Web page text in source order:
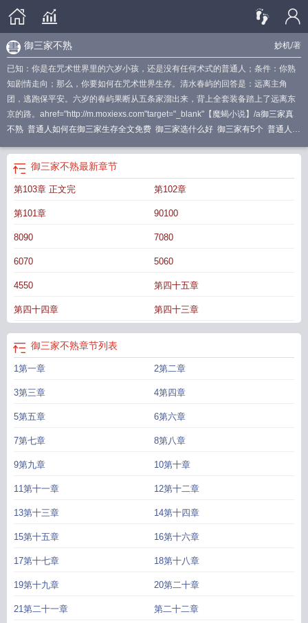
妙机/著
御三家不熟
已知：你是在咒术世界里的六岁小孩，还是没有任何术式的普通人；条件：你熟
知剧情走向；那么，你要如何在咒术世界生存。清水春屿的回答是：远离主角
团，逃跑保平安。六岁的春屿果断从五条家溜出来，背上全套装备踏上了远离东
京的路。ahref="http://m.moxiexs.com"target="_blank"【魔蝎小说】/a御三家真
不熟 普通人如何在御三家生存全文免费 御三家选什么好 御三家有5个 普通人如
普通人如何在御三家生存剧透
人如何在御三家生存番外
家御三家哪个通关快 普通人如何在御三家生存格格党
读御三家xy
家 知乎
普通人如何在御三家生存笔趣阁
御三家不熟最新章节
第103章 正文完 第102章
第101章 90100
8090 7080
6070 5060
4550 第四十五章
第四十四章 第四十三章
御三家不熟章节列表
1第一章 2第二章
3第三章 4第四章
5第五章 6第六章
7第七章 8第八章
9第九章 10第十章
11第十一章 12第十二章
13第十三章 14第十四章
15第十五章 16第十六章
17第十七章 18第十八章
19第十九章 20第二十章
21第二十一章 第二十二章